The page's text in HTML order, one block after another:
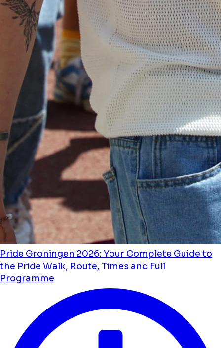
Pride Groningen 2026: Your Complete Guide to
the Pride Walk, Route, Times and Full
Programme